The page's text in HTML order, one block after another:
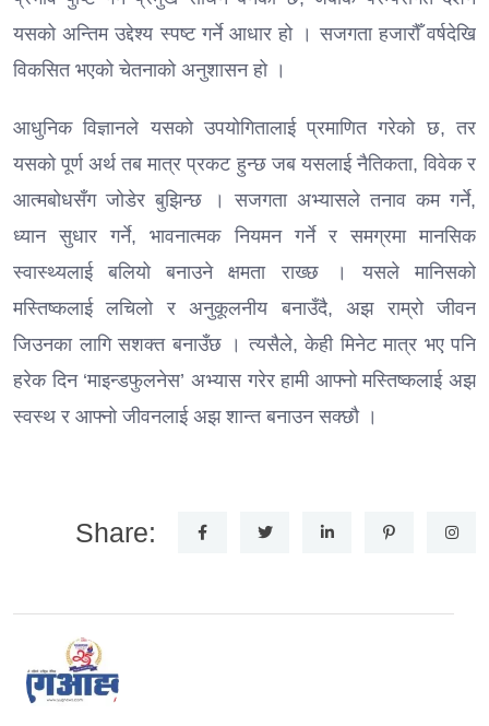
यसको अन्तिम उद्देश्य स्पष्ट गर्ने आधार हो । सजगता हजारौँ वर्षदेखि
विकसित भएको चेतनाको अनुशासन हो ।
आधुनिक विज्ञानले यसको उपयोगितालाई प्रमाणित गरेको छ, तर
यसको पूर्ण अर्थ तब मात्र प्रकट हुन्छ जब यसलाई नैतिकता, विवेक र
आत्मबोधसँग जोडेर बुझिन्छ । सजगता अभ्यासले तनाव कम गर्ने,
ध्यान सुधार गर्ने, भावनात्मक नियमन गर्ने र समग्रमा मानसिक
स्वास्थ्यलाई बलियो बनाउने क्षमता राख्छ । यसले मानिसको
मस्तिष्कलाई लचिलो र अनुकूलनीय बनाउँदै, अझ राम्रो जीवन
जिउनका लागि सशक्त बनाउँछ । त्यसैले, केही मिनेट मात्र भए पनि
हरेक दिन ‘माइन्डफुलनेस’ अभ्यास गरेर हामी आफ्नो मस्तिष्कलाई अझ
स्वस्थ र आफ्नो जीवनलाई अझ शान्त बनाउन सक्छौ ।
Share: